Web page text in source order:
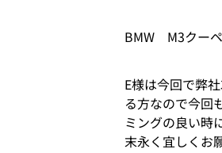
BMW M3クー
E様は今回で弊
る方なので今回
ミングの良い時
末永く宜しくお